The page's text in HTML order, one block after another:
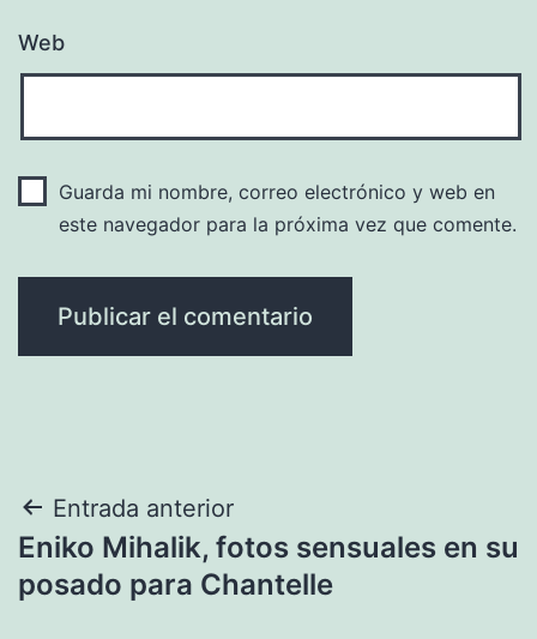
Web
Guarda mi nombre, correo electrónico y web en
este navegador para la próxima vez que comente.
Navegación
de
Entrada anterior
Eniko Mihalik, fotos sensuales en su
posado para Chantelle